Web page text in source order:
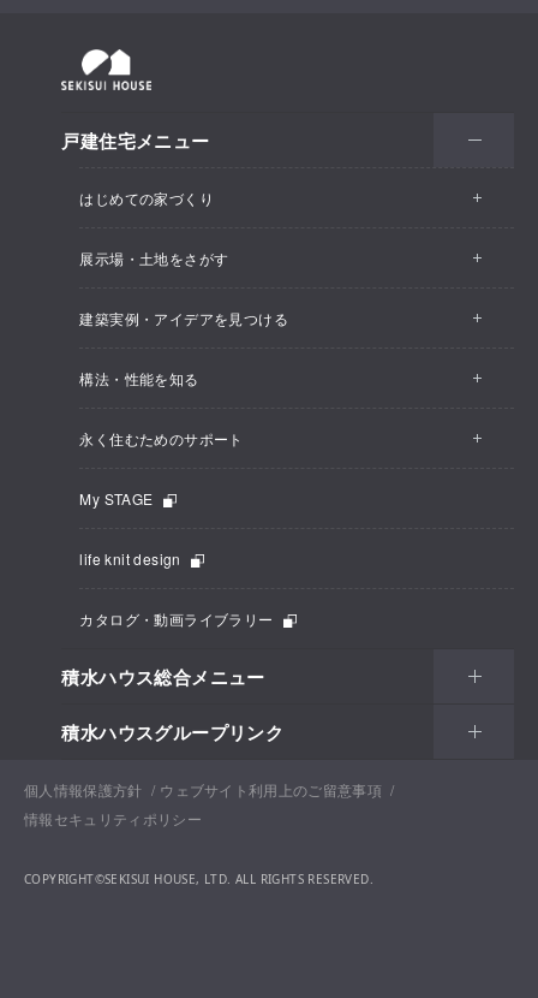
戸建住宅メニュー
はじめての家づくり
展示場・土地をさがす
建築実例・アイデアを見つける
構法・性能を知る
永く住むためのサポート
My STAGE
life knit design
カタログ・動画ライブラリー
積水ハウス総合メニュー
積水ハウスグループリンク
個人情報保護方針
ウェブサイト利用上のご留意事項
情報セキュリティポリシー
COPYRIGHT©SEKISUI HOUSE, LTD. ALL RIGHTS RESERVED.